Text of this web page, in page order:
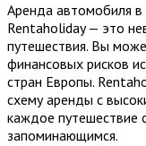
Аренда автомобиля в
Rentaholiday — это
путешествия. Вы
финансовых рисков
стран Европы.
схему аренды с
каждое путешествие
запоминающимся.